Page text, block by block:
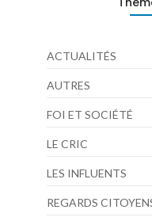
ACTUALITÉS
AUTRES
FOI ET SOCIÉTÉ
LE CRIC
LES INFLUENTS
REGARDS